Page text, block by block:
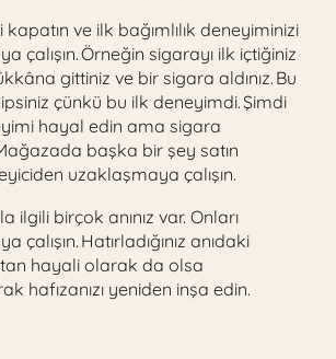
kapatın ve ilk bağımlılık deneyiminizi
çalışın. Örneğin sigarayı ilk içtiğiniz
gittiniz ve bir sigara aldınız. Bu
çünkü bu ilk deneyimdi. Şimdi
hayal edin ama sigara
başka bir şey satın
uzaklaşmaya çalışın.
ilgili birçok anınız var. Onları
çalışın. Hatırladığınız anıdaki
hayali olarak da olsa
hafızanızı yeniden inşa edin.